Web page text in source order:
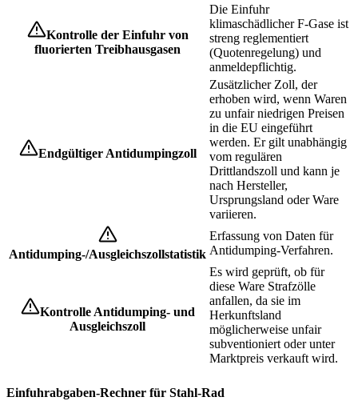
Kontrolle der Einfuhr von
fluorierten Treibhausgasen
Die Einfuhr
klimaschädlicher F-Gase ist
streng reglementiert
(Quotenregelung) und
anmeldepflichtig.
Endgültiger Antidumpingzoll
Zusätzlicher Zoll, der
erhoben wird, wenn Waren
zu unfair niedrigen Preisen
in die EU eingeführt
werden. Er gilt unabhängig
vom regulären
Drittlandszoll und kann je
nach Hersteller,
Ursprungsland oder Ware
variieren.
Antidumping-/Ausgleichszollstatistik
Erfassung von Daten für
Antidumping-Verfahren.
Kontrolle Antidumping- und
Ausgleichszoll
Es wird geprüft, ob für
diese Ware Strafzölle
anfallen, da sie im
Herkunftsland
möglicherweise unfair
subventioniert oder unter
Marktpreis verkauft wird.
Einfuhrabgaben-Rechner für Stahl-Rad